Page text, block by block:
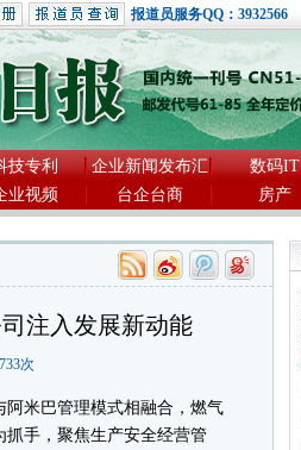
报道员服务QQ：3932566
技专利 企业新闻发布汇 数码IT
业视频 台企台商 房产
注入发展新动能
次
米巴管理模式相融合，燃气
手，聚焦生产安全经营管